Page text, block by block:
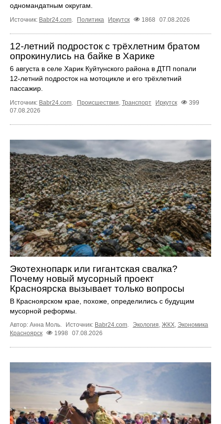
одномандатным округам.
Источник: Babr24.com. Политика Иркутск 1868 07.08.2026
12‑летний подросток с трёхлетним братом
опрокинулись на байке в Харике
6 августа в селе Харик Куйтунского района в ДТП попали
12‑летний подросток на мотоцикле и его трёхлетний
пассажир.
Источник: Babr24.com. Происшествия, Транспорт Иркутск
399
07.08.2026
Экотехнопарк или гигантская свалка?
Почему новый мусорный проект
Красноярска вызывает только вопросы
В Красноярском крае, похоже, определились с будущим
мусорной реформы.
Автор: Анна Моль. Источник: Babr24.com Экология ЖКХ Экономика
Красноярск
1998 07.08.2026